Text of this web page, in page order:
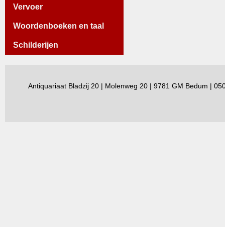
Vervoer
Woordenboeken en taal
Schilderijen
Antiquariaat Bladzij 20 | Molenweg 20 | 9781 GM Bedum |